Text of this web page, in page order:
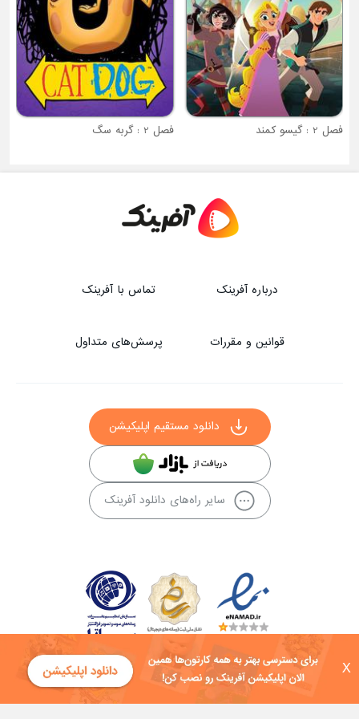
X
فصل 2 : گیسو کمند فصل 2 : گربه سگ
درباره آفرینک تماس با آفرینک
قوانین و مقررات پرسش‌های متداول
دانلود مستقیم اپلیکیشن
سایر راه‌های دانلود آفرینک
کلیه حقوق این سایت به شرکت توسعه فناوی هفت آسمان توکان تعلق دارد و